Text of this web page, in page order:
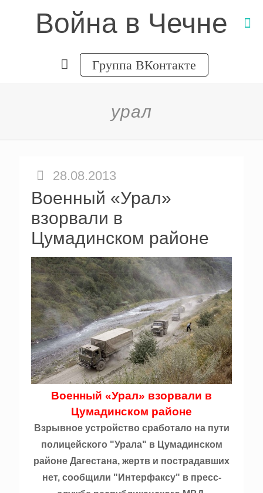
Война в Чечне
Группа ВКонтакте
урал
28.08.2013
Военный «Урал»
взорвали в
Цумадинском районе
Военный «Урал» взорвали в
Цумадинском районе
Взрывное устройство сработало на пути
полицейского "Урала" в Цумадинском
районе Дагестана, жертв и пострадавших
нет, сообщили "Интерфаксу" в пресс-